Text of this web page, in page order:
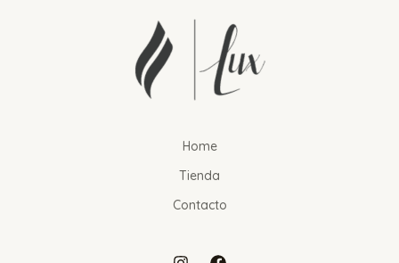
Home
Tienda
Contacto